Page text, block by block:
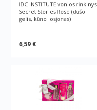
IDC INSTITUTE vonios rinkinys
Secret Stories Rose (dušo
gelis, kūno losjonas)
6,59 €